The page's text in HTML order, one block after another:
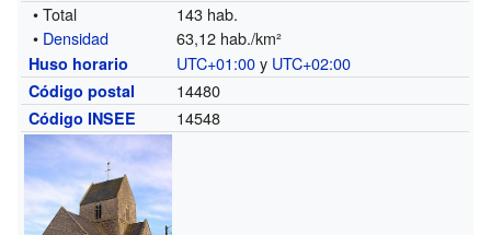
• Total
143 hab.
• Densidad 63,12 hab./km²
Huso horario UTC+01:00y UTC+02:00
Código postal 14480
Código INSEE 14548